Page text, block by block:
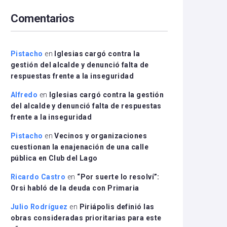
disminuir
el
Comentarios
Pistacho en
Iglesias cargó contra la
gestión del alcalde y denunció falta de
respuestas frente a la inseguridad
Alfredo en
Iglesias cargó contra la gestión
del alcalde y denunció falta de respuestas
frente a la inseguridad
Pistacho enVecinos y organizaciones
cuestionan la enajenación de una calle
pública en Club del Lago
Ricardo Castro en “Por suerte lo resolví”:
Orsi habló de la deuda con Primaria
Julio Rodríguez en Piriápolis definió las
obras consideradas prioritarias para este